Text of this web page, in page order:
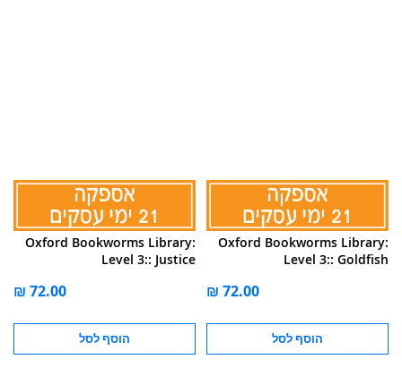
Oxford Bookworms Library:
Level 3:: Goldfish
הוסף לסל
Oxford Bookworms Library:
Level 3:: Justice
הוסף לסל